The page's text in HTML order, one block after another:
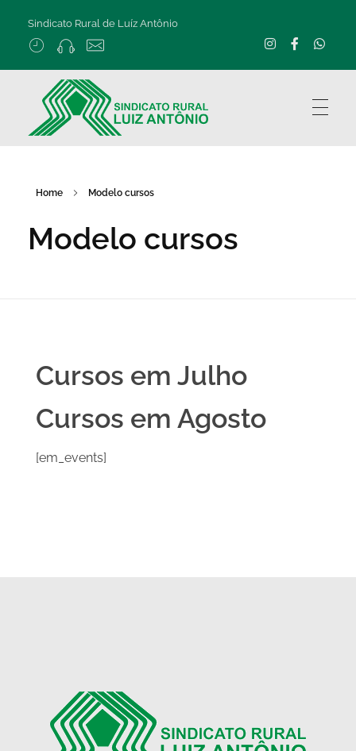
Sindicato Rural de Luíz Antônio
Home Modelo cursos
Modelo cursos
Cursos em Julho
Cursos em Agosto
[em_events]